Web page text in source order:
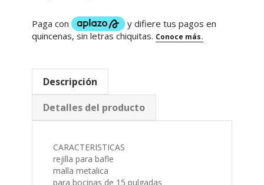
Descripción
Detalles del producto
rejilla para bafle
malla metalica
para bocinas de 15 pulgadas